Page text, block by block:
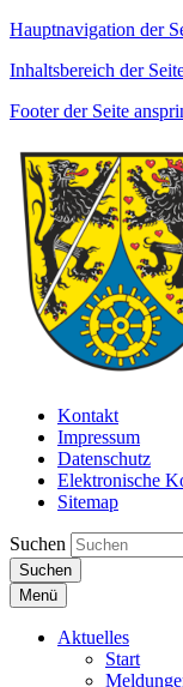
Hauptnavigation der
Inhaltsbereich der
Footer der Seite
Kontakt
Impressum
Datenschutz
Elektronische
Sitemap
Suchen
Suchen
Menü
Aktuelles
Start